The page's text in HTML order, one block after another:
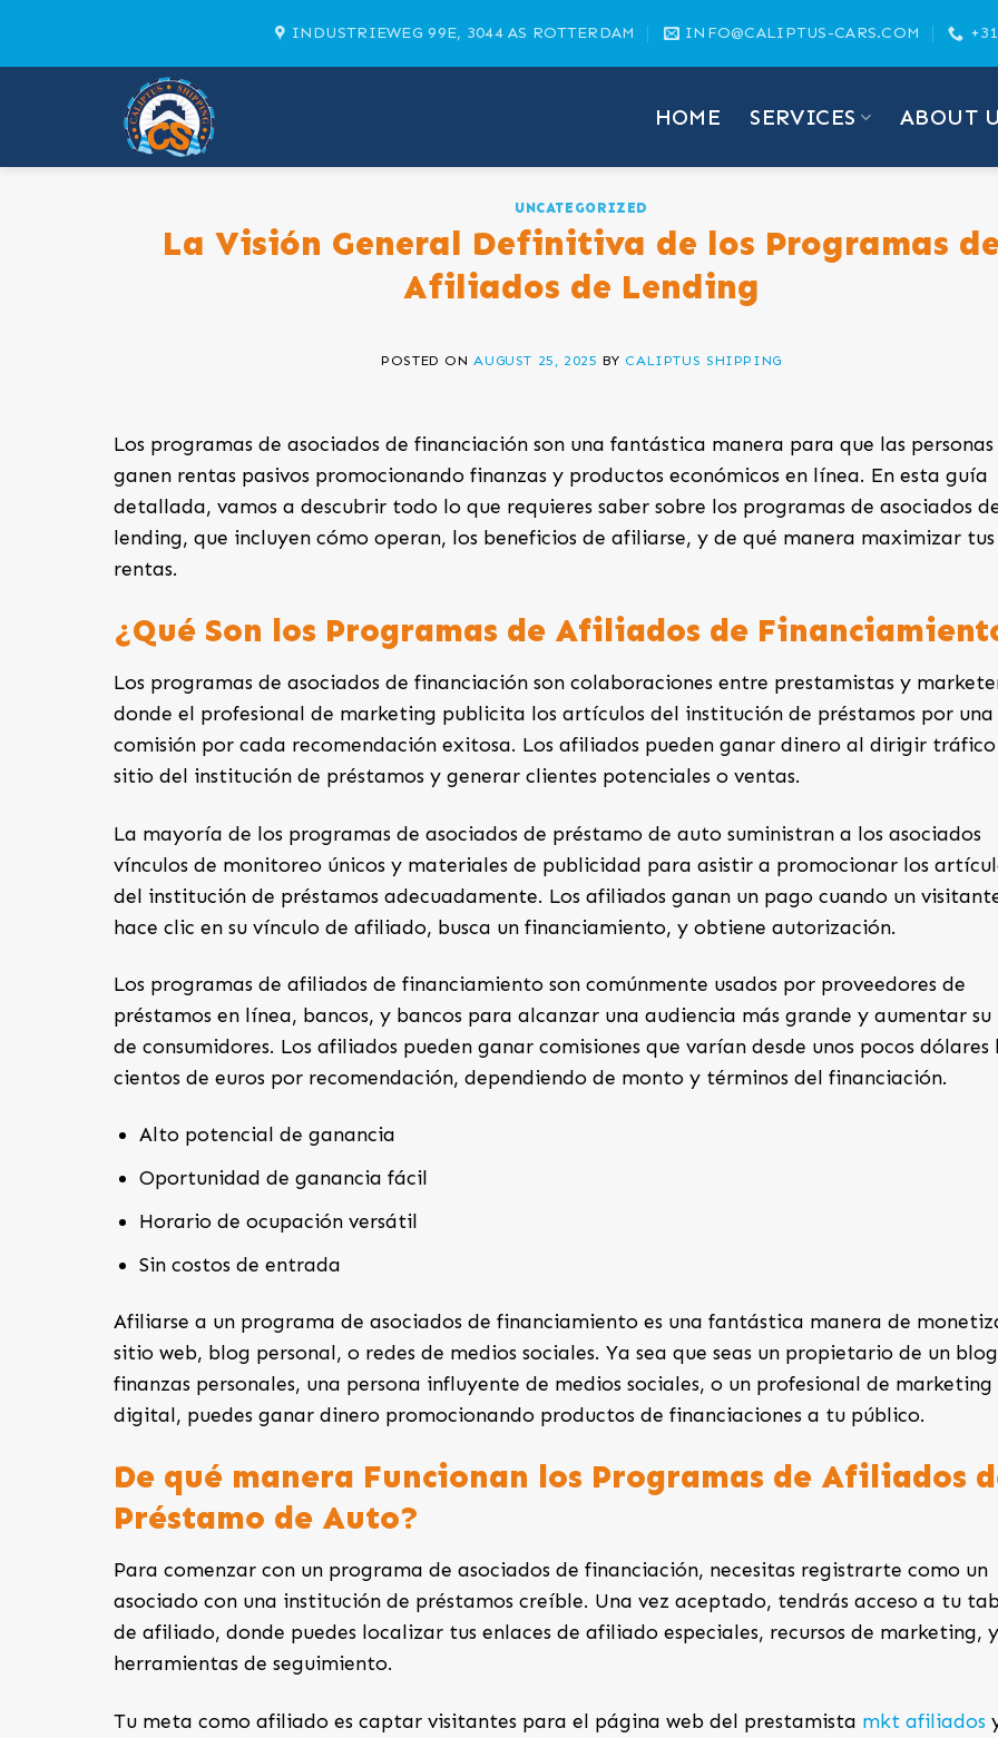
INDUSTRIEWEG 99E, 3044 AS ROTTERDAM INFO@CALIPTUS-CARS.COM
HOME SERVICES ABOUT
UNCATEGORIZED
La Visión General Definitiva de los Programas
Afiliados de Lending
POSTED ONAUGUST 25, 2025 BY CALIPTUS SHIPPING
Los programas de asociados de financiación son una fantástica manera para que las personas
ganen rentas pasivos promocionando finanzas y productos económicos en línea. En esta guía
detallada, vamos a descubrir todo lo que requieres saber sobre los programas de asociados
lending, que incluyen cómo operan, los beneficios de afiliarse, y de qué manera maximizar tus
rentas.
¿Qué Son los Programas de Afiliados de
Los programas de asociados de financiación son colaboraciones entre prestamistas y
donde el profesional de marketing publicita los artículos del institución de préstamos por una
comisión por cada recomendación exitosa. Los afiliados pueden ganar dinero al dirigir
sitio del institución de préstamos y generar clientes potenciales o ventas.
La mayoría de los programas de asociados de préstamo de auto suministran a los asociados
vínculos de monitoreo únicos y materiales de publicidad para asistir a promocionar los
del institución de préstamos adecuadamente. Los afiliados ganan un pago cuando un
hace clic en su vínculo de afiliado, busca un financiamiento, y obtiene autorización.
Los programas de afiliados de financiamiento son comúnmente usados por proveedores de
préstamos en línea, bancos, y bancos para alcanzar una audiencia más grande y aumentar su
de consumidores. Los afiliados pueden ganar comisiones que varían desde unos pocos dólares
cientos de euros por recomendación, dependiendo de monto y términos del financiación.
Alto potencial de ganancia
Oportunidad de ganancia fácil
Horario de ocupación versátil
Sin costos de entrada
Afiliarse a un programa de asociados de financiamiento es una fantástica manera de
sitio web, blog personal, o redes de medios sociales. Ya sea que seas un propietario de un
finanzas personales, una persona influyente de medios sociales, o un profesional de marketing
digital, puedes ganar dinero promocionando productos de financiaciones a tu público.
De qué manera Funcionan los Programas de Afiliados
Préstamo de Auto?
Para comenzar con un programa de asociados de financiación, necesitas registrarte como un
asociado con una institución de préstamos creíble. Una vez aceptado, tendrás acceso a tu
de afiliado, donde puedes localizar tus enlaces de afiliado especiales, recursos de marketing, y
herramientas de seguimiento.
Tu meta como afiliado es captar visitantes para el página web del prestamista mkt afiliados